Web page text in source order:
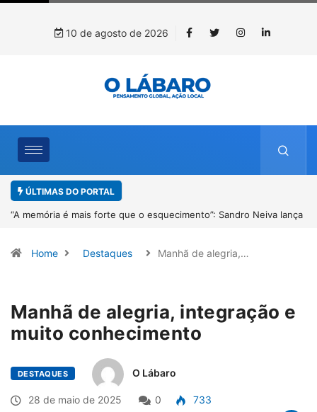
10 de agosto de 2026
ÚLTIMAS DO PORTAL
“A memória é mais forte que o esquecimento”: Sandro Neiva lança
Home Destaques Manhã de alegria,…
Manhã de alegria, integração e
muito conhecimento
DESTAQUES O Lábaro
28 de maio de 2025 0
733